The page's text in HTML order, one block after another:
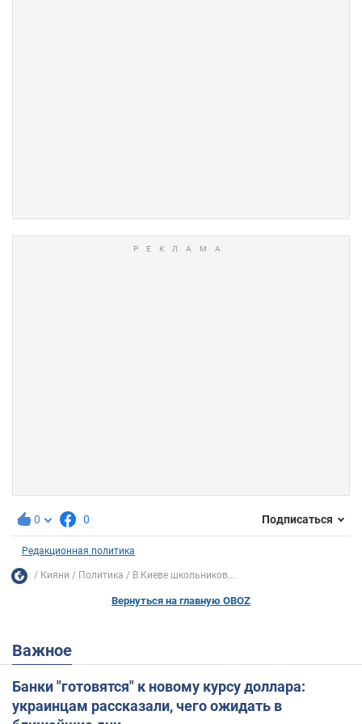
0 0 Подписаться
Редакционная политика
Кияни Политика В Киеве школьников...
Вернуться на главную OBOZ
Важное
Банки "готовятся" к новому курсу доллара:
украинцам рассказали, чего ожидать в